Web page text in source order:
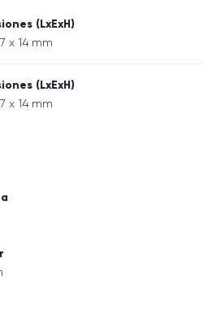
(LxExH)
x 14 mm
(LxExH)
x 14 mm